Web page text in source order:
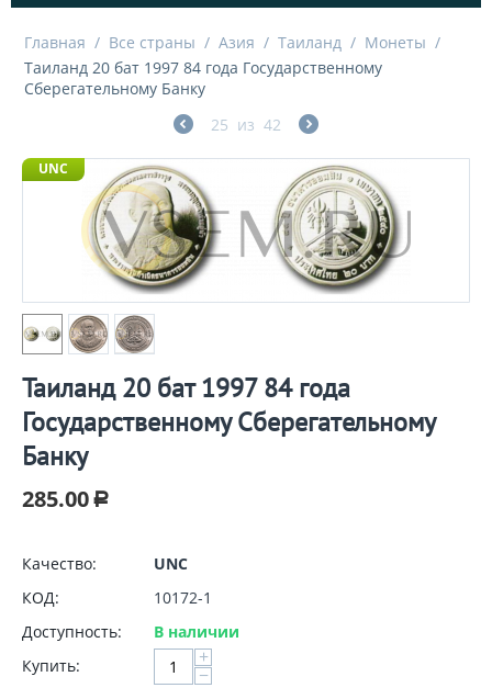
Главная / Все страны / Азия / Таиланд / Монеты /
Таиланд 20 бат 1997 84 года Государственному
Сберегательному Банку
25 из 42
UNC
Таиланд 20 бат 1997 84 года
Государственному Сберегательному
Банку
285.00 Р
Качество:
UNC
КОД:
10172-1
Доступность:
В наличии
Купить:
+
−